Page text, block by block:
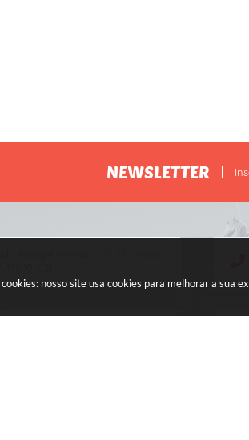
nosso site usa cookies para melhorar a sua
NEWSLETTER